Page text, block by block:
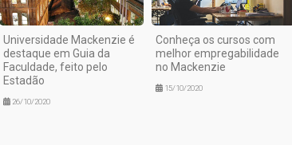
Universidade Mackenzie é
destaque em Guia da
Faculdade, feito pelo
Estadão
26/10/2020
Conheça os cursos com
melhor empregabilidade
no Mackenzie
15/10/2020